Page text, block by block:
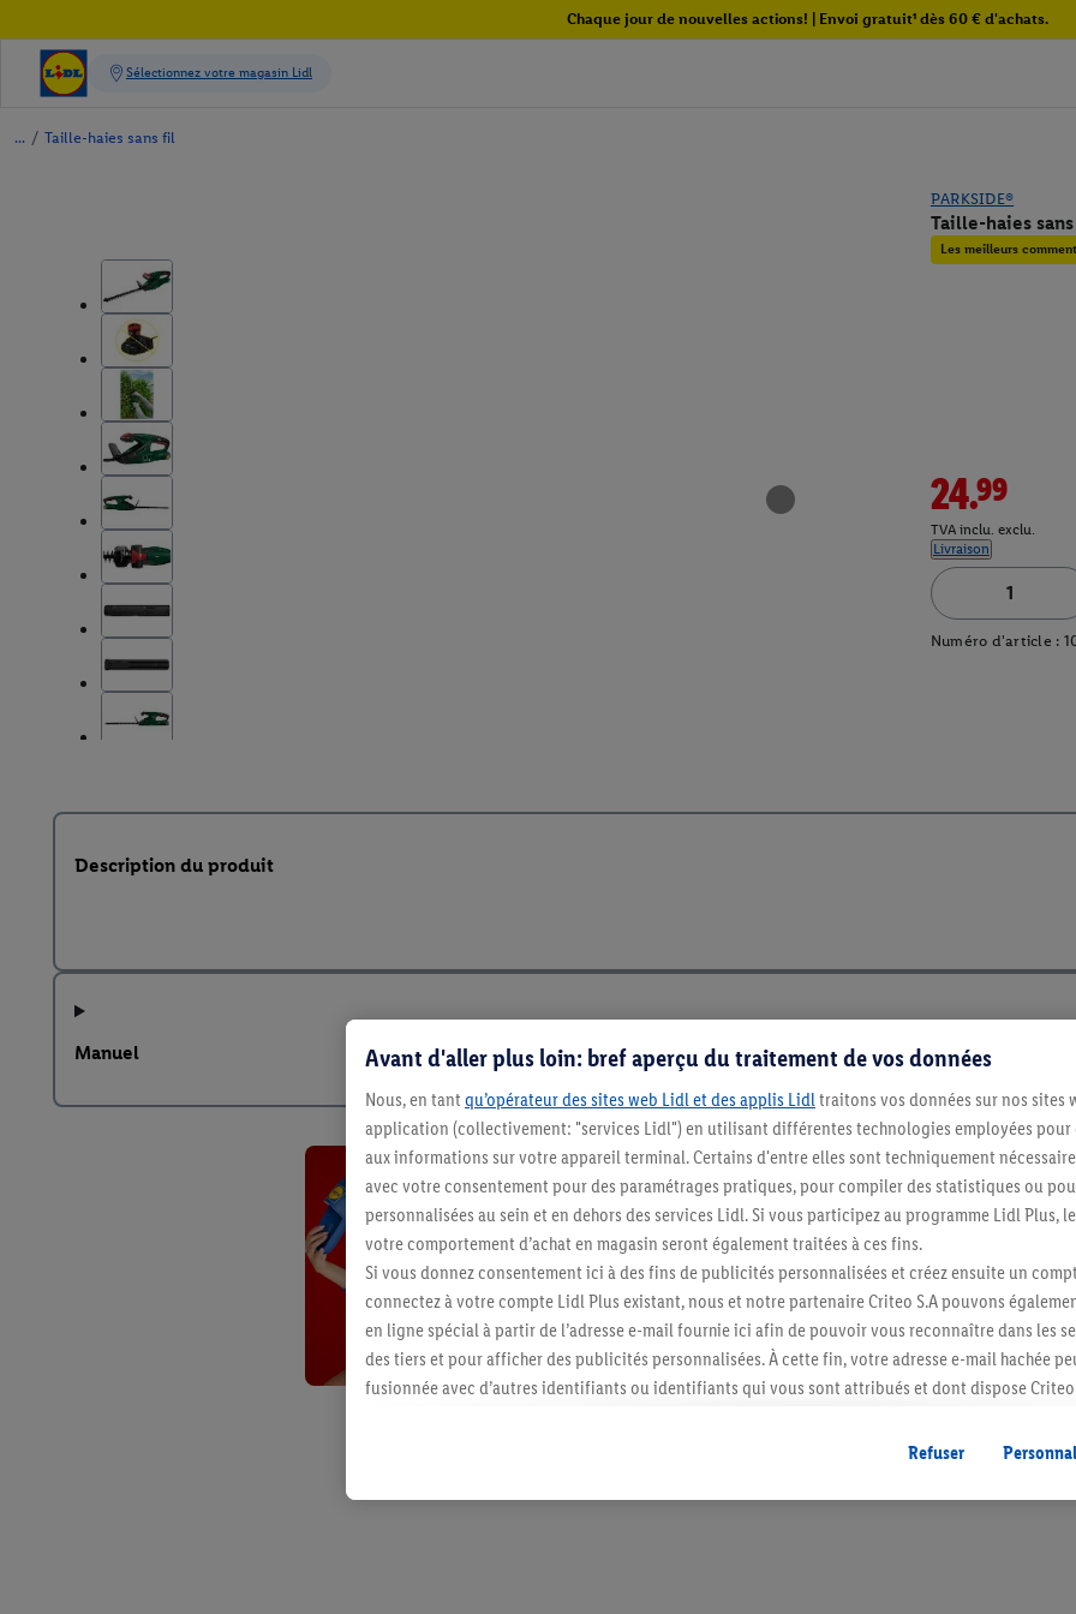
Chaque jour de nouvelles actions! | Envoi gratuit¹ dès 60 € d'achats.
/ Taille-haies sans fil
PARKSIDE®
Taille-haies sans
Les meilleurs
24.99
TVA inclu. exclu.
Livraison
Numéro d'article :
Description du produit
Manuel
Restez au
Abonnez-vous à la newsletter
S'abonner
Avant d'aller plus loin: bref aperçu du traitement de vos données
Nous, en tant qu’opérateur des sites web Lidl et des applis Lidl traitons vos données sur nos sites
application (collectivement: "services Lidl") en utilisant différentes technologies employées pour
aux informations sur votre appareil terminal. Certains d'entre elles sont techniquement
avec votre consentement pour des paramétrages pratiques, pour compiler des statistiques ou
personnalisées au sein et en dehors des services Lidl. Si vous participez au programme Lidl Plus,
votre comportement d’achat en magasin seront également traitées à ces fins.
Si vous donnez consentement ici à des fins de publicités personnalisées et créez ensuite un
connectez à votre compte Lidl Plus existant, nous et notre partenaire Criteo S.A pouvons
en ligne spécial à partir de l’adresse e-mail fournie ici afin de pouvoir vous reconnaître dans les
des tiers et pour afficher des publicités personnalisées. À cette fin, votre adresse e-mail hachée
fusionnée avec d’autres identifiants ou identifiants qui vous sont attribués et dont dispose Criteo
vous avez montré de l’intérêt (par exemple en plaçant le produit dans un panier d’un webshop
l’achat) peuvent également être affichées sur plusieurs apppareils et plusieurs services de Lidl si
plusieurs services de Lidl peuvent vous être attribués en utilisant votre adresse e-mail hachée et,
Refuser